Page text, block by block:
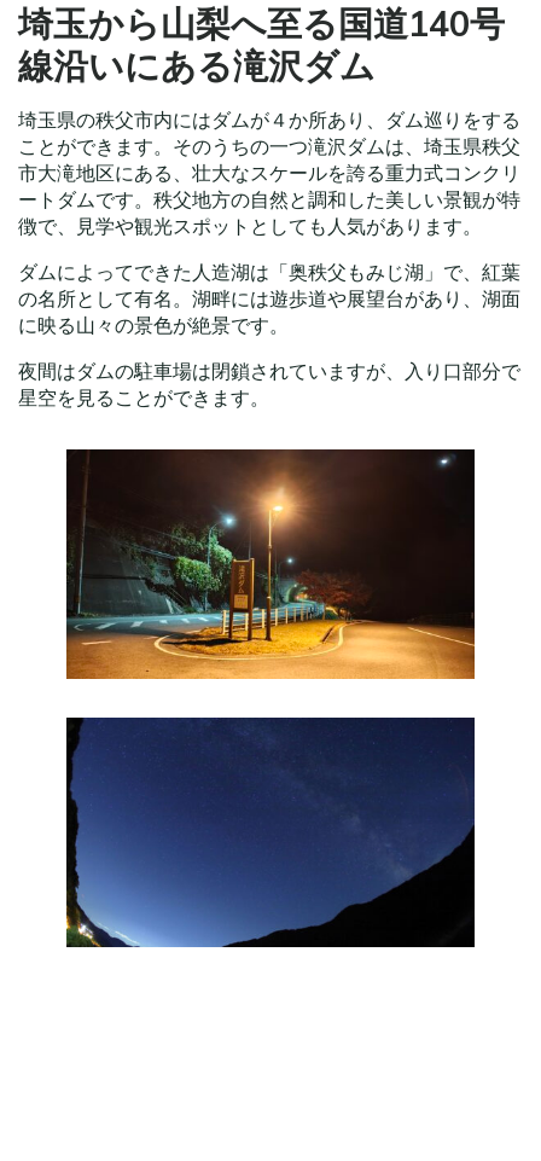
埼玉から山梨へ至る国道140号
線沿いにある滝沢ダム
埼玉県の秩父市内にはダムが４か所あり、ダム巡りをする
ことができます。そのうちの一つ滝沢ダムは、埼玉県秩父
市大滝地区にある、壮大なスケールを誇る重力式コンクリ
ートダムです。秩父地方の自然と調和した美しい景観が特
徴で、見学や観光スポットとしても人気があります。
ダムによってできた人造湖は「奥秩父もみじ湖」で、紅葉
の名所として有名。湖畔には遊歩道や展望台があり、湖面
に映る山々の景色が絶景です。
夜間はダムの駐車場は閉鎖されていますが、入り口部分で
星空を見ることができます。